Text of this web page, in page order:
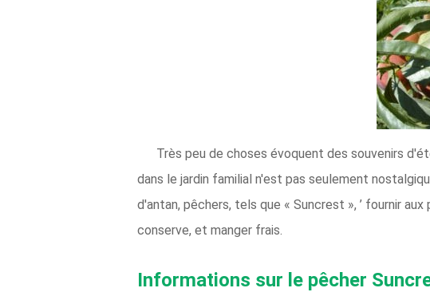
Très peu de choses évoquent des souvenirs
dans le jardin familial n'est pas seulement
d'antan, pêchers, tels que « Suncrest », ’ fournir
conserve, et manger frais.
Informations sur le pêcher